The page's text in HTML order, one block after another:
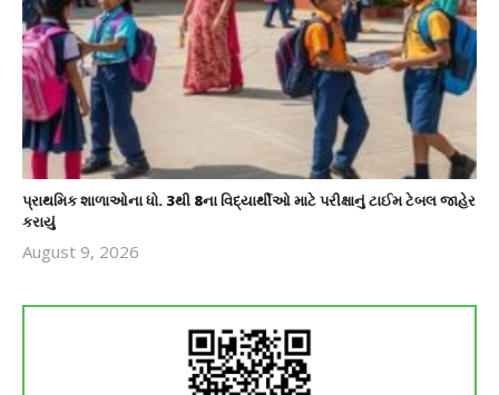
પ્રાથમિક શાળાઓના ધો. 3થી 8ના વિદ્યાર્થીઓ માટે પરીક્ષાનું ટાઈમ ટેબલ જાહેર
કરાયું
August 9, 2026